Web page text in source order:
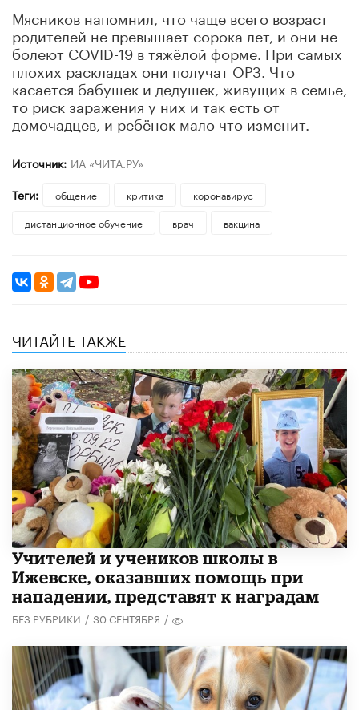
Мясников напомнил, что чаще всего возраст
родителей не превышает сорока лет, и они не
болеют COVID-19 в тяжёлой форме. При самых
плохих раскладах они получат ОРЗ. Что
касается бабушек и дедушек, живущих в семье,
то риск заражения у них и так есть от
домочадцев, и ребёнок мало что изменит.
Источник: ИА «ЧИТА.РУ»
Теги:
общение критика
коронавирус
дистанционное обучение
врач вакцина
ЧИТАЙТЕ ТАКЖЕ
​Учителей и учеников школы в
Ижевске, оказавших помощь при
нападении, представят к наградам
БЕЗ РУБРИКИ / 30 СЕНТЯБРЯ /